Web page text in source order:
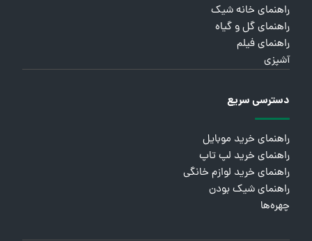
راهنمای خانه شیک
راهنمای گل و گیاه
راهنمای فیلم
آشپزی
دسترسی سریع
راهنمای خرید موبایل
راهنمای خرید لپ تاپ
راهنمای خرید لوازم خانگی
راهنمای شیک بودن
چهره‌ها